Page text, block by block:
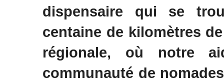
dispensaire qui se
centaine de kilomètres
régionale, où notre
communauté de